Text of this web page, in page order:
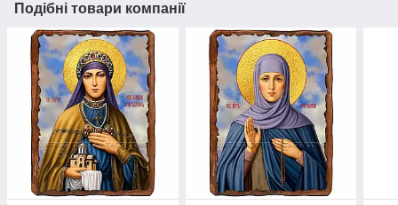
Подібні товари компанії